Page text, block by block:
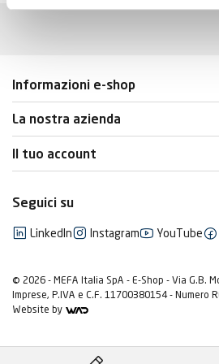
Informazioni e-shop
La nostra azienda
Il tuo account
Seguici su
LinkedIn Instagram YouTube
© 2026 - MEFA Italia SpA - E-Shop - Via G.B.
Imprese, P.IVA e C.F. 11700380154 - Numero
Website by